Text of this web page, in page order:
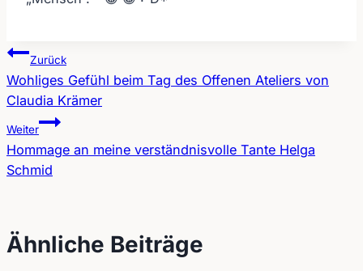
Beitragsnavigation
Zurück
Wohliges Gefühl beim Tag des Offenen Ateliers von
Claudia Krämer
Weiter
Hommage an meine verständnisvolle Tante Helga
Schmid
Ähnliche Beiträge